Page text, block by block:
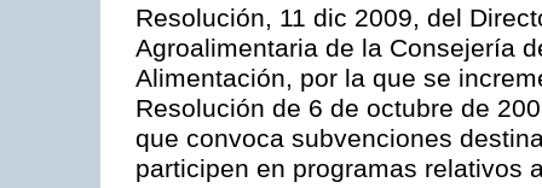
Resolución, 11 dic 2009, del
Agroalimentaria de la Consejería
Alimentación, por la que se
Resolución de 6 de octubre de
que convoca subvenciones
participen en programas relativos